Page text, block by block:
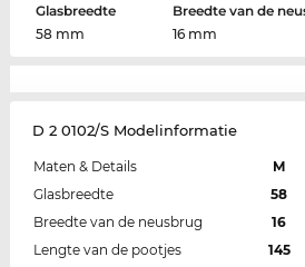
Glasbreedte
58 mm
Breedte van de
16 mm
D 2 0102/S Modelinformatie
Maten & Details
M
Glasbreedte
58
Breedte van de neusbrug
16
Lengte van de pootjes
145